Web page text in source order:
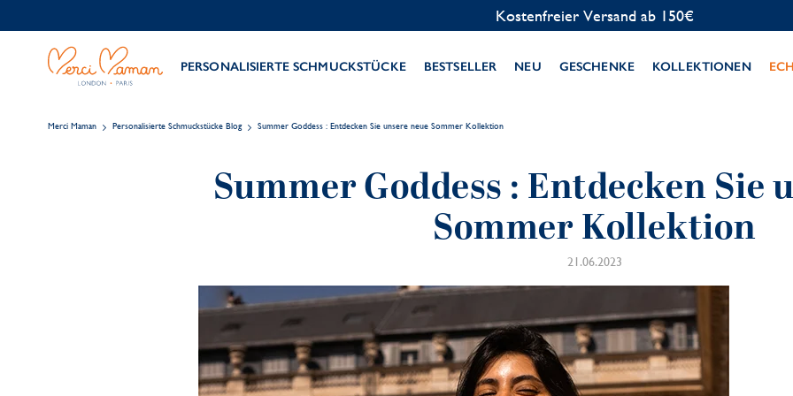
Kostenlose Personalisierung
PERSONALISIERTE SCHMUCKSTÜCKE BESTSELLER NEU GESCHENKE KOLLEKTIONEN
Merci Maman Personalisierte Schmuckstücke Blog Summer Goddess : Entdecken Sie unsere neue Sommer Kollektion
Summer Goddess : Entdecken Sie
Sommer Kollektion
21.06.2023